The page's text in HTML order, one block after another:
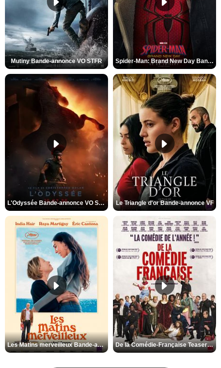
Mutiny Bande-annonce VO STFR Spider-Man: Brand New Day Bande-annonce VO STFR
L'Odyssée Bande-annonce VO STFR Le Triangle d'or Bande-annonce VF
Les Matins merveilleux Bande-annonce VF De la Comédie-Française Teaser VF